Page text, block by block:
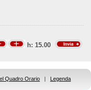
h: 15.00
Quadro Orario | Legenda